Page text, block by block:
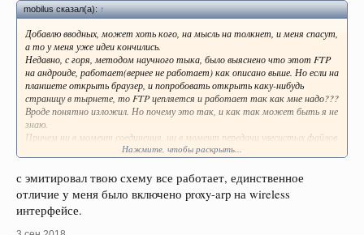
mobilus сказал(а):↑
Добавлю вводных, может хоть кого, на мысль на толкнет, и меня спасут,
а то у меня уже идеи кончились.
Недавно, с горя, методом научного тыка, было выяснено что этот FTP
на андроиде, работает(вернее не работает) как описано выше. Но если на
планшете открыть браузер, и попробовать открыть каку-нибудь
страницу в тырнете, то FTP цепляется и работает так как мне надо???
Вроде понятно изложил. Но почему это так, и как так может быть я не
знаю.
Причем ни в момент соединения, ни в момент передачи увесистых файлов
по FTP, Torch нифига не кажет, как будто соедиения нет. Он показывает
тырнетом, соединение ноута и планшета по FTP нет. Соединение по FTP
с ноута на ноут Torch фиксирует все как надо, с ноута на планшет
ничего?
Нажмите, чтобы раскрыть...
с эмитировал твою схему все работает, единственное
отличие у меня было включено proxy-arp на wireless
интерфейсе.